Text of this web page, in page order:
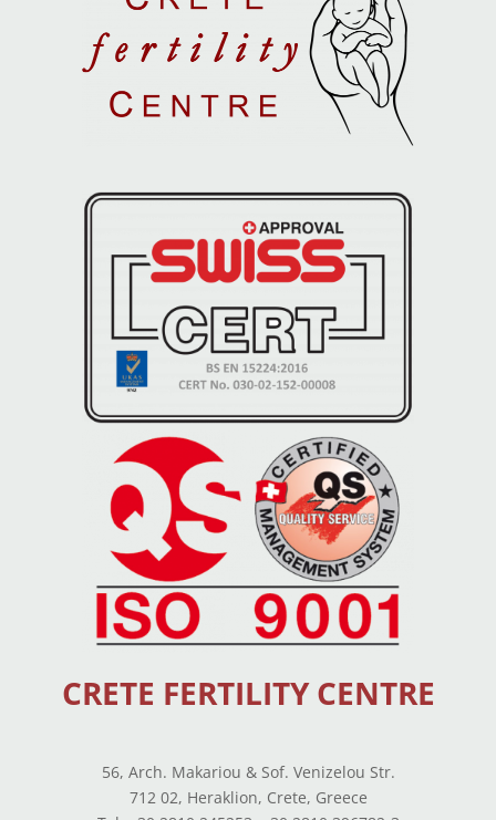
CRETE FERTILITY CENTRE
56, Arch. Makariou & Sof. Venizelou Str.
712 02, Heraklion, Crete, Greece